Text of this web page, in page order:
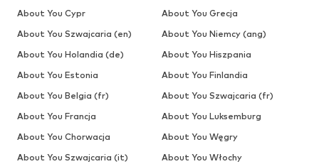
About You Cypr
About You Grecja
About You Szwajcaria (en)
About You Niemcy (ang)
About You Holandia (de)
About You Hiszpania
About You Estonia
About You Finlandia
About You Belgia (fr)
About You Szwajcaria (fr)
About You Francja
About You Luksemburg
About You Chorwacja
About You Węgry
About You Szwajcaria (it)
About You Włochy